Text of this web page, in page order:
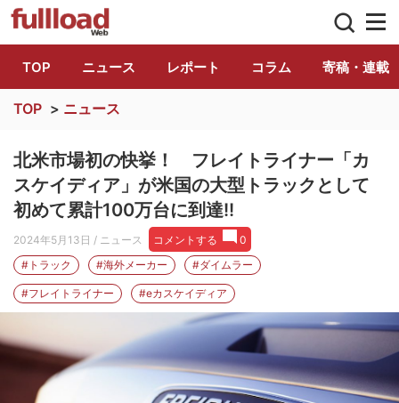
トラック総合情報誌「フルロード」公式
TOP ニュース レポート コラム 寄稿・連載
TOP > ニュース
北米市場初の快挙！ フレイトライナー「カ
スケイディア」が米国の大型トラックとして
初めて累計100万台に到達!!
2024年5月13日 / ニュース コメントする
0
#トラック
#海外メーカー #ダイムラー
#フレイトライナー #eカスケイディア